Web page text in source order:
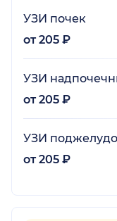
УЗИ почек
от 205 ₽
УЗИ
от 205 ₽
УЗИ
от 205 ₽